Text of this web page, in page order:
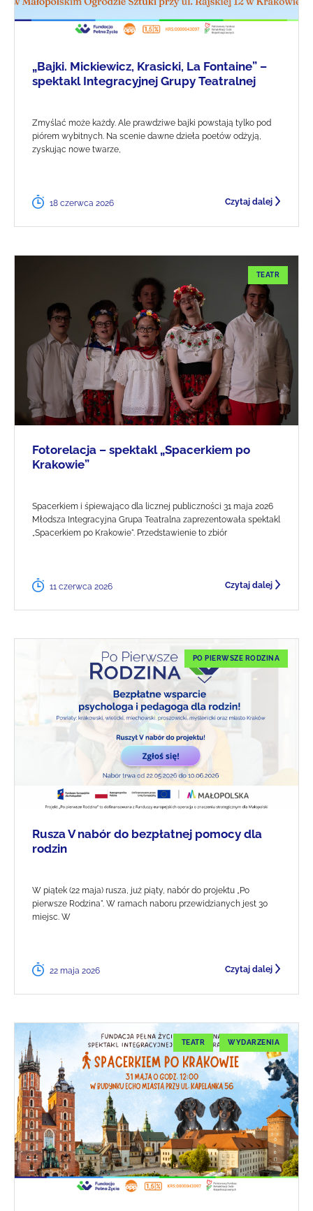
„Bajki. Mickiewicz, Krasicki, La Fontaine” –
spektakl Integracyjnej Grupy Teatralnej
Zmyślać może każdy. Ale prawdziwe bajki powstają tylko pod
piórem wybitnych. Na scenie dawne dzieła poetów odżyją,
zyskując nowe twarze,
18 czerwca 2026 Czytaj dalej
TEATR
Fotorelacja – spektakl „Spacerkiem po
Krakowie”
Spacerkiem i śpiewająco dla licznej publiczności 31 maja 2026
Młodsza Integracyjna Grupa Teatralna zaprezentowała spektakl
„Spacerkiem po Krakowie". Przedstawienie to zbiór
11 czerwca 2026 Czytaj dalej
PO PIERWSZE RODZINA
Rusza V nabór do bezpłatnej pomocy dla
rodzin
W piątek (22 maja) rusza, już piąty, nabór do projektu „Po
pierwsze Rodzina". W ramach naboru przewidzianych jest 30
miejsc. W
22 maja 2026 Czytaj dalej
TEATR WYDARZENIA